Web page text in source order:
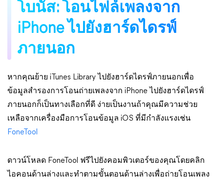
โบนัส: โอนไฟล์เพลงจาก
iPhone ไปยังฮาร์ดไดรฟ์
ภายนอก
หากคุณย้าย iTunes Library ไปยังฮาร์ดไดรฟ์ภายนอกเพื่อ
ข้อมูลสำรองการโอนถ่ายเพลงจาก iPhone ไปยังฮาร์ดไดรฟ์
ภายนอกก็เป็นทางเลือกที่ดี ง่ายเป็นงานถ้าคุณมีความช่วย
เหลือจากเครื่องมือการโอนข้อมูล iOS ที่มีกำลังแรงเช่น
FoneTool
ดาวน์โหลด FoneTool ฟรีไปยังคอมพิวเตอร์ของคุณโดยคลิก
ไอคอนด้านล่างและทำตามขั้นตอนด้านล่างเพื่อถ่ายโอนเพลง